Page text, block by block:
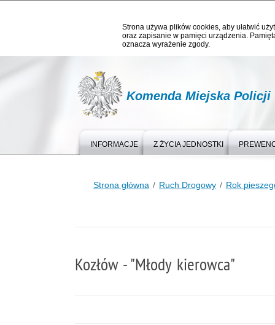
Strona używa plików cookies, aby ułatwić
oraz zapisanie w pamięci urządzenia.
oznacza wyrażenie zgody.
Komenda Miejska
INFORMACJE Z ŻYCIA JEDNOSTKI
Strona główna Ruch Drogowy Rok
Kozłów - "Młody kierowca"